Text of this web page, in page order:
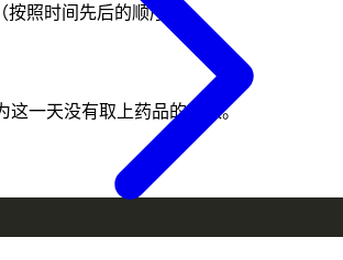
按照时间先后的顺序）。
这一天没有取上药品的人数。